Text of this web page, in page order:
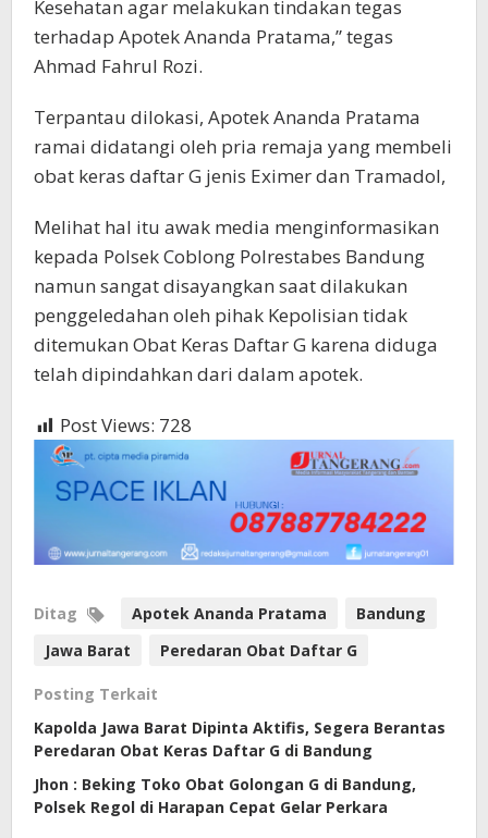
Kesehatan agar melakukan tindakan tegas
terhadap Apotek Ananda Pratama,” tegas
Ahmad Fahrul Rozi.
Terpantau dilokasi, Apotek Ananda Pratama
ramai didatangi oleh pria remaja yang membeli
obat keras daftar G jenis Eximer dan Tramadol,
Melihat hal itu awak media menginformasikan
kepada Polsek Coblong Polrestabes Bandung
namun sangat disayangkan saat dilakukan
penggeledahan oleh pihak Kepolisian tidak
ditemukan Obat Keras Daftar G karena diduga
telah dipindahkan dari dalam apotek.
Post Views: 728
Ditag Apotek Ananda Pratama
Bandung
Jawa Barat
Peredaran Obat Daftar G
Posting Terkait
Kapolda Jawa Barat Dipinta Aktifis, Segera Berantas
Peredaran Obat Keras Daftar G di Bandung
Jhon : Beking Toko Obat Golongan G di Bandung,
Polsek Regol di Harapan Cepat Gelar Perkara